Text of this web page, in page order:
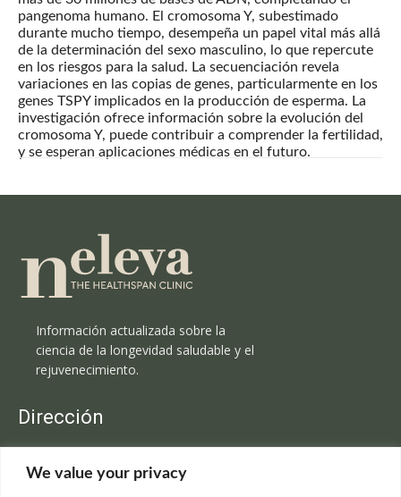
We value your privacy
pangenoma humano. El cromosoma Y, subestimado
durante mucho tiempo, desempeña un papel vital más allá
de la determinación del sexo masculino, lo que repercute
en los riesgos para la salud. La secuenciación revela
variaciones en las copias de genes, particularmente en los
genes TSPY implicados en la producción de esperma. La
investigación ofrece información sobre la evolución del
cromosoma Y, puede contribuir a comprender la fertilidad,
y se esperan aplicaciones médicas en el futuro.
Información actualizada sobre la
ciencia de la longevidad saludable y el
rejuvenecimiento.
Dirección
C/Claudio Coello, 19 - 1º